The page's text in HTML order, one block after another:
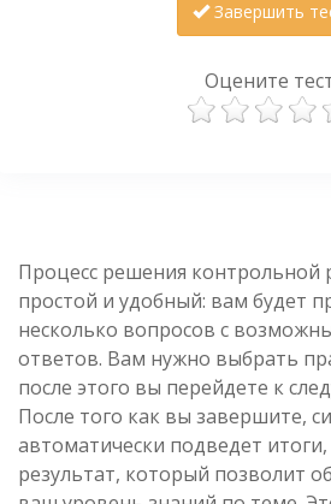
Завершить
Оцените
Процесс решения контрольной
простой и удобный: вам будет
несколько вопросов с
ответов. Вам нужно выбрать
после этого вы перейдете к
После того как вы завершите,
автоматически подведет
результат, который позволит